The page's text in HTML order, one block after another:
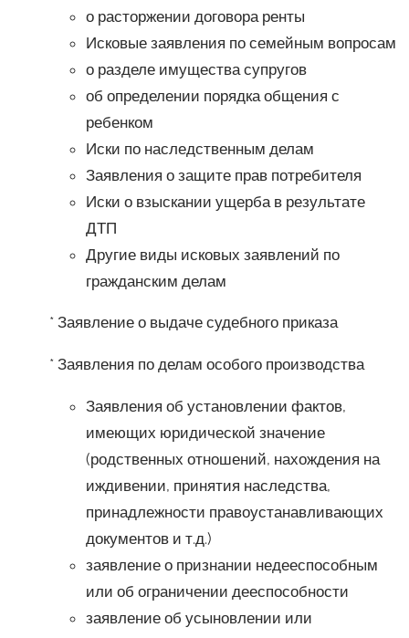
о расторжении договора ренты
Исковые заявления по семейным вопросам
о разделе имущества супругов
об определении порядка общения с
ребенком
Иски по наследственным делам
Заявления о защите прав потребителя
Иски о взыскании ущерба в результате
ДТП
Другие виды исковых заявлений по
гражданским делам
* Заявление о выдаче судебного приказа
* Заявления по делам особого производства
Заявления об установлении фактов,
имеющих юридической значение
(родственных отношений, нахождения на
иждивении, принятия наследства,
принадлежности правоустанавливающих
документов и т.д.)
заявление о признании недееспособным
или об ограничении дееспособности
заявление об усыновлении или